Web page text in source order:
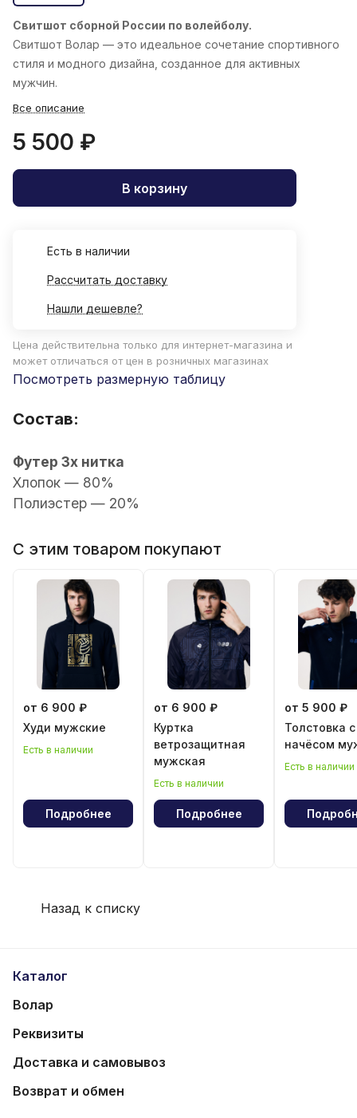
Свитшот сборной России по волейболу.
Свитшот Волар — это идеальное сочетание спортивного
стиля и модного дизайна, созданное для активных
мужчин.
Все описание
5 500 ₽
В корзину
Есть в наличии
Рассчитать доставку
Нашли дешевле?
Цена действительна только для интернет-магазина и
может отличаться от цен в розничных магазинах
Посмотреть размерную таблицу
Состав:
Футер 3х нитка
Хлопок — 80%
Полиэстер — 20%
С этим товаром покупают
от 6 900 ₽
Худи мужские
Есть в наличии
Подробнее
от 6 900 ₽
Куртка
ветрозащитная
мужская
Есть в наличии
Подробнее
от 5 900 ₽
Толстовка с
начёсом
Есть в наличии
Назад к списку
Каталог
Волар
Реквизиты
Доставка и самовывоз
Возврат и обмен